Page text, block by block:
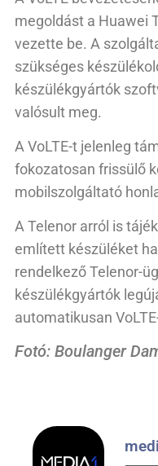
megoldást a Huawei
vezette be. A
szükséges
készülékgyártók
valósult meg.
A VoLTE-t jelenleg
fokozatosan frissülő
mobilszolgáltató
A Telenor arról is
említett készüléket
rendelkező Telenor-
készülékgyártók
automatikusan
Fotó: Boulanger